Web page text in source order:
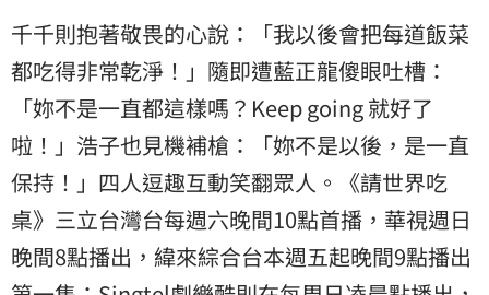
千千則抱著敬畏的心說：「我以後會把每道飯菜
都吃得非常乾淨！」隨即遭藍正龍傻眼吐槽：
「妳不是一直都這樣嗎？Keep going 就好了
啦！」浩子也見機補槍：「妳不是以後，是一直
保持！」四人逗趣互動笑翻眾人。《請世界吃
桌》三立台灣台每週六晚間10點首播，華視週日
晚間8點播出，緯來綜合台本週五起晚間9點播出